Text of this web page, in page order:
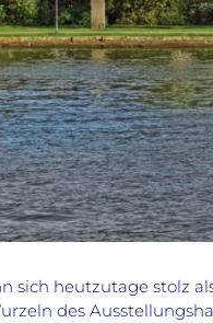
sich heutzutage stolz
des